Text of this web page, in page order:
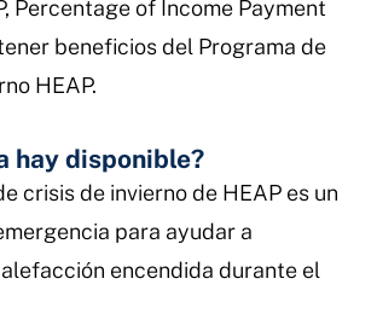
Percentage of Income Payment
beneficios del Programa de
HEAP.
hay disponible?
crisis de invierno de HEAP es un
para ayudar a
encendida durante el